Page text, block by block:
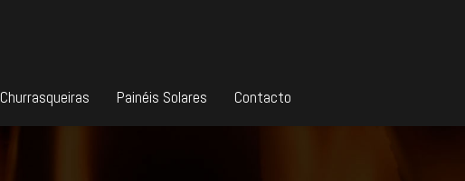
Churrasqueiras Painéis Solares Contacto